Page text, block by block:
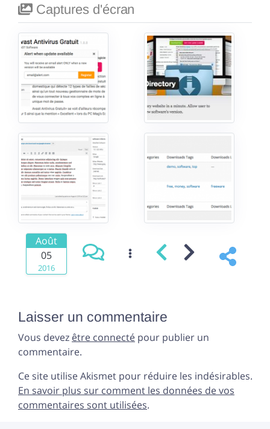
Captures d'écran
Août
05
2016
Laisser un commentaire
Vous devez être connecté pour publier un
commentaire.
Ce site utilise Akismet pour réduire les indésirables.
En savoir plus sur comment les données de vos
commentaires sont utilisées.